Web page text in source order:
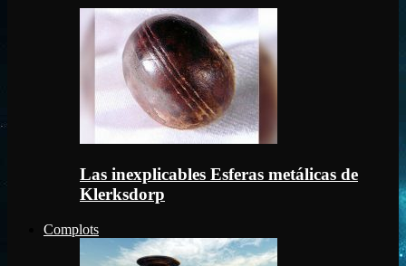
Las inexplicables Esferas metálicas de
Klerksdorp
Complots